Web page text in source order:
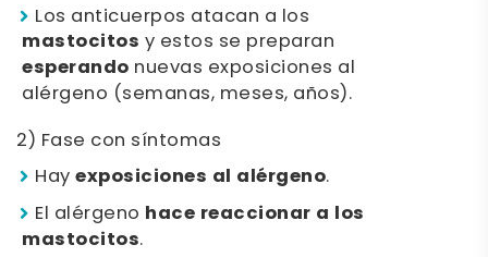
Los anticuerpos atacan a los
mastocitos y estos se preparan
esperando nuevas exposiciones al
alérgeno (semanas, meses, años).
2) Fase con síntomas
Hayexposiciones al alérgeno.
El alérgeno hace reaccionar a los
mastocitos.